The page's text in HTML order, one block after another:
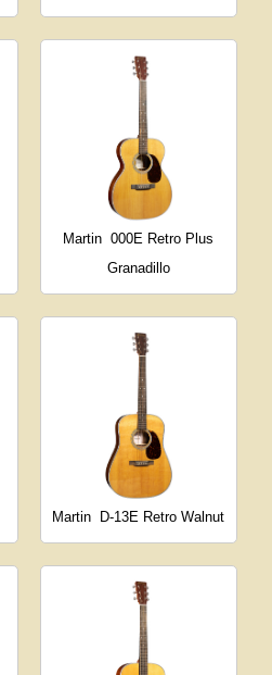
Martin 000E Retro Plus
Granadillo
Martin D-13E Retro Walnut